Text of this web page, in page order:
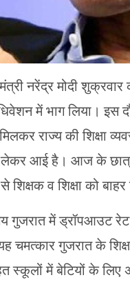
नरेंद्र मोदी
में भाग लिया। इस
राज्य की शिक्षा
लेकर आई है। आज के
शिक्षक व शिक्षा को
गुजरात में
चमत्कार गुजरात के
में बेटियों के लिए